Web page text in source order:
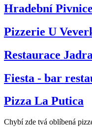
Hradební Pivnice
Pizzerie U
Restaurace
Fiesta - bar
Pizza La Putica
Chybí zde tvá oblíbená